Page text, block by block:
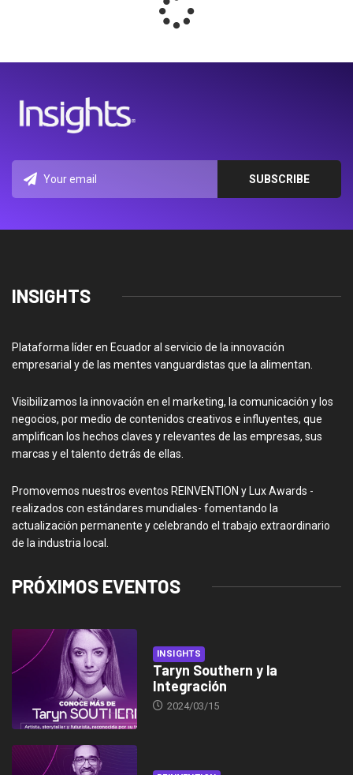
INSIGHTS
Plataforma líder en Ecuador al servicio de la innovación
empresarial y de las mentes vanguardistas que la alimentan.
Visibilizamos la innovación en el marketing, la comunicación y los
negocios, por medio de contenidos creativos e influyentes, que
amplifican los hechos claves y relevantes de las empresas, sus
marcas y el talento detrás de ellas.
Promovemos nuestros eventos REINVENTION y Lux Awards -
realizados con estándares mundiales- fomentando la
actualización permanente y celebrando el trabajo extraordinario
de la industria local.
PRÓXIMOS EVENTOS
INSIGHTS
Taryn Southern y la
Integración
2024/03/15